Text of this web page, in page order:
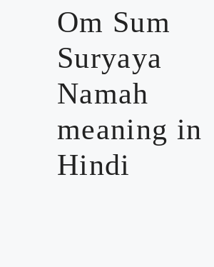
Om Sum
Suryaya
Namah
meaning in
Hindi